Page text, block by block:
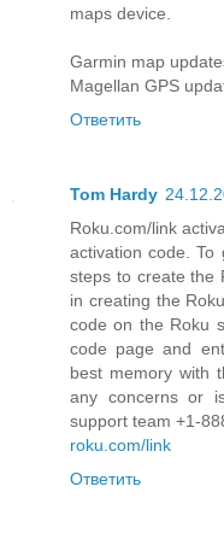
maps device.
Garmin map
Magellan GPS
Ответить
Tom Hardy
Roku.com/link
activation code. To
steps to create the
in creating the
code on the Roku
code page and
best memory with
any concerns or
support team +1-
roku.com/link
Ответить